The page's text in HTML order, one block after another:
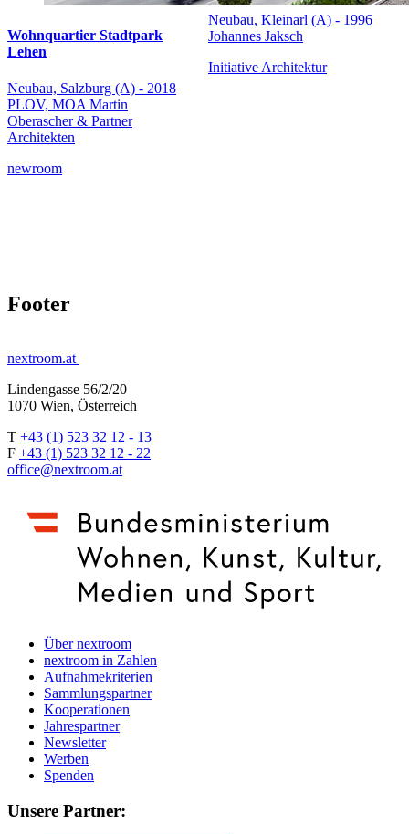
Wohnquartier Stadtpark
Lehen
Neubau, Salzburg (A) - 2018
PLOV, MOA Martin
Oberascher & Partner
Architekten
newroom
Neubau, Kleinarl (A) - 1996
Johannes Jaksch
Initiative Architektur
Footer
nextroom.at
Lindengasse 56/2/20
1070 Wien, Österreich
T +43 (1) 523 32 12 - 13
F +43 (1) 523 32 12 - 22
office@nextroom.at
Über nextroom
nextroom in Zahlen
Aufnahmekriterien
Sammlungspartner
Kooperationen
Jahrespartner
Newsletter
Werben
Spenden
Unsere Partner: